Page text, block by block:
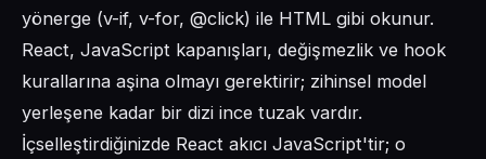
yönerge (v-if, v-for, @click) ile HTML gibi okunur.
React, JavaScript kapanışları, değişmezlik ve hook
kurallarına aşina olmayı gerektirir; zihinsel model
yerleşene kadar bir dizi ince tuzak vardır.
İçselleştirdiğinizde React akıcı JavaScript'tir; o